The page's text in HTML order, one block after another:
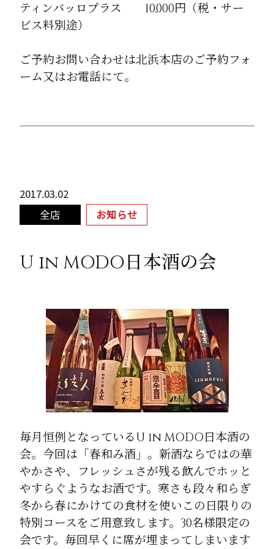
ティンバッロプラス 10,000円（税・サー
ビス料別途）
ご予約お問い合わせは北浜本店のご予約フォ
ーム又はお電話にて。
2017.03.02
全店
お知らせ
U in MODO日本酒の会
毎月恒例となっているU in MODO日本酒の
会。今回は「春和み酒」。新酒ならではの華
やかさや、フレッシュさが残る飲んでホッと
やすらぐようなお酒です。寒さも段々和らぎ
冬から春にかけての食材を使いこの日限りの
特別コースをご用意致します。30名様限定の
会です。毎回早くに席が埋まってしまいます